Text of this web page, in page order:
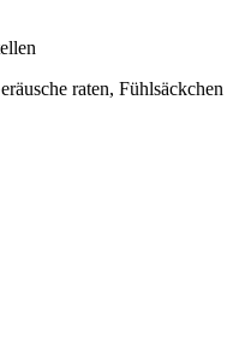
raten, Fühlsäckchen